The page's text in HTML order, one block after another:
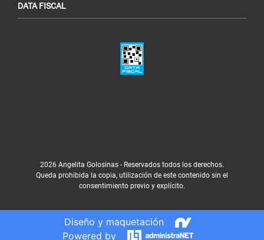
DATA FISCAL
2026 Angelita Golosinas - Reservados todos los derechos.
Queda prohibida la copia, utilización de este contenido sin el
consentimiento previo y explícito.
Diseño y maquetación
Powered by